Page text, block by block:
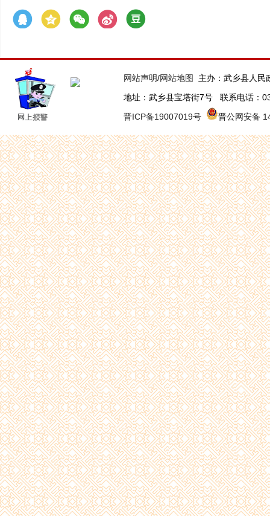
网站声明/网站地图
主办：武乡县人
地址：武乡县宝塔街7号 联系电话：
晋ICP备19007019号
晋公网安备